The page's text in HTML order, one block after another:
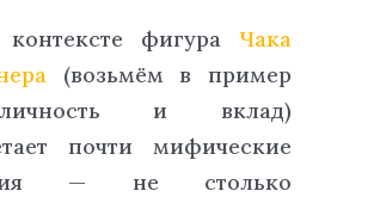
фигура Чака
(возьмём в пример
и вклад)
почти мифические
— не столько